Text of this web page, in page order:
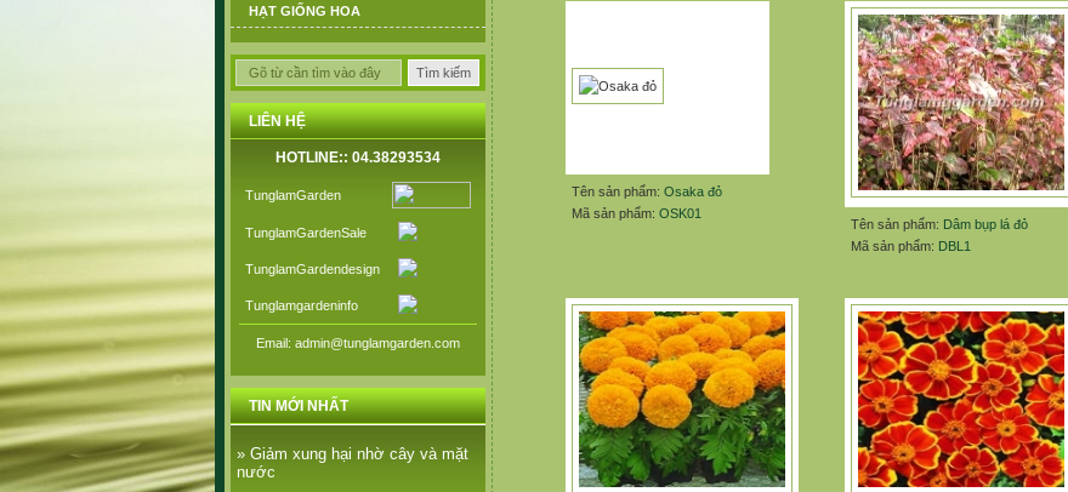
HẠT GIỐNG HOA
LIÊN HỆ
HOTLINE:: 04.38293534
TunglamGarden
TunglamGardenSale
TunglamGardendesign
Tunglamgardeninfo
Email: admin@tunglamgarden.com
TIN MỚI NHẤT
» Giảm xung hại nhờ cây và mặt
nước
Tên sản phẩm: Osaka đỏ
Mã sản phẩm: OSK01
Tên sản phẩm: Dâm bụp lá đỏ
Mã sản phẩm: DBL1